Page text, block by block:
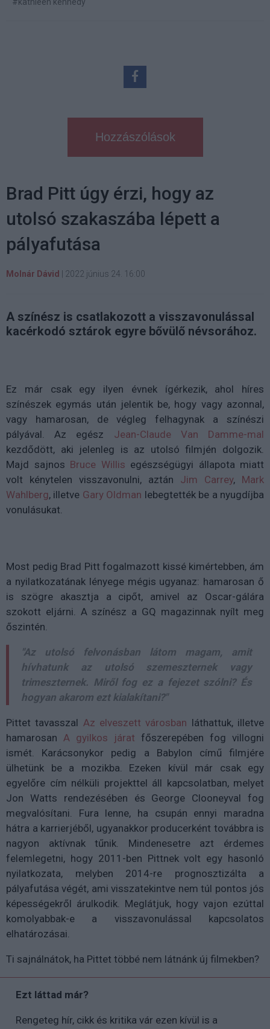
Hozzászólások
Brad Pitt úgy érzi, hogy az
utolsó szakaszába lépett a
pályafutása
Molnár Dávid 2022 június 24. 16:00
A színész is csatlakozott a visszavonulással
kacérkodó sztárok egyre bővülő névsorához.
Ez már csak egy ilyen évnek ígérkezik, ahol híres
színészek egymás után jelentik be, hogy vagy azonnal,
vagy hamarosan, de végleg felhagynak a színészi
pályával. Az egész Jean-Claude Van Damme-mal
kezdődött, aki jelenleg is az utolsó filmjén dolgozik.
Majd sajnos Bruce Willis egészségügyi állapota miatt
volt kénytelen visszavonulni, aztán Jim Carrey, Mark
Wahlberg, illetve Gary Oldman lebegtették be a nyugdíjba
vonulásukat.
Most pedig Brad Pitt fogalmazott kissé kimértebben, ám
a nyilatkozatának lényege mégis ugyanaz: hamarosan ő
is szögre akasztja a cipőt, amivel az Oscar-gálára
szokott eljárni. A színész a GQ magazinnak nyílt meg
őszintén.
"Az utolsó felvonásban látom magam, amit
hívhatunk az utolsó szemeszternek vagy
trimeszternek. Miről fog ez a fejezet szólni? És
hogyan akarom ezt kialakítani?"
Pittet tavasszal Az elveszett városban láthattuk, illetve
hamarosan A gyilkos járat főszerepében fog villogni
ismét. Karácsonykor pedig a Babylon című filmjére
ülhetünk be a mozikba. Ezeken kívül már csak egy
egyelőre cím nélküli projekttel áll kapcsolatban, melyet
Jon Watts rendezésében és George Clooneyval fog
megvalósítani. Fura lenne, ha csupán ennyi maradna
hátra a karrierjéből, ugyanakkor producerként továbbra is
nagyon aktívnak tűnik. Mindenesetre azt érdemes
felemlegetni, hogy 2011-ben Pittnek volt egy hasonló
nyilatkozata, melyben 2014-re prognosztizálta a
pályafutása végét, ami visszatekintve nem túl pontos jós
képességekről árulkodik. Meglátjuk, hogy vajon ezúttal
komolyabbak-e a visszavonulással kapcsolatos
elhatározásai.
Ti sajnálnátok, ha Pittet többé nem látnánk új filmekben?
Ezt láttad már?
Rengeteg hír, cikk és kritika vár ezen kívül is a